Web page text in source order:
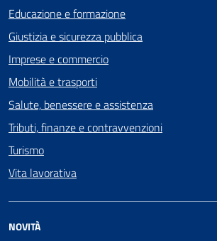
Educazione e formazione
Giustizia e sicurezza pubblica
Imprese e commercio
Mobilità e trasporti
Salute, benessere e assistenza
Tributi, finanze e contravvenzioni
Turismo
Vita lavorativa
NOVITÀ